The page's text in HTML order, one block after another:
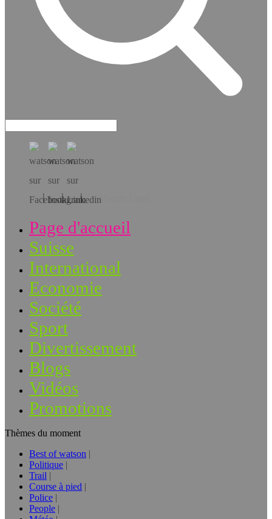
Téléchargez l’app!
Page d'accueil
Suisse
International
Economie
Société
Sport
Divertissement
Blogs
Vidéos
Promotions
Thèmes du moment
Best of watson
Politique
Trail
Course à pied
Police
People